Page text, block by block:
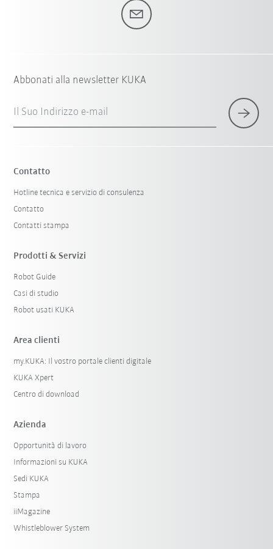
Abbonati alla newsletter KUKA
Il Suo Indirizzo e-mail
Contatto
Hotline tecnica e servizio di consulenza
Contatto
Contatti stampa
Prodotti & Servizi
Robot Guide
Casi di studio
Robot usati KUKA
Area clienti
my.KUKA: Il vostro portale clienti digitale
KUKA Xpert
Centro di download
Azienda
Opportunità di lavoro
Informazioni su KUKA
Sedi KUKA
Stampa
iiMagazine
Whistleblower System